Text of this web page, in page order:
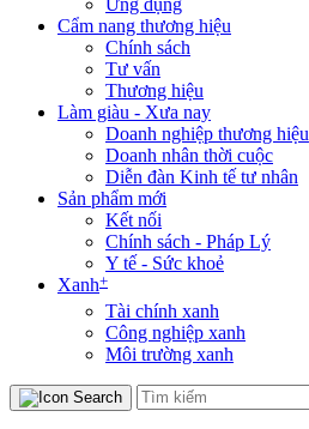
Ứng dụng
Cẩm nang thương hiệu
Chính sách
Tư vấn
Thương hiệu
Làm giàu - Xưa nay
Doanh nghiệp thương hiệu
Doanh nhân thời cuộc
Diễn đàn Kinh tế tư nhân
Sản phẩm mới
Kết nối
Chính sách - Pháp Lý
Y tế - Sức khoẻ
Xanh+
Tài chính xanh
Công nghiệp xanh
Môi trường xanh